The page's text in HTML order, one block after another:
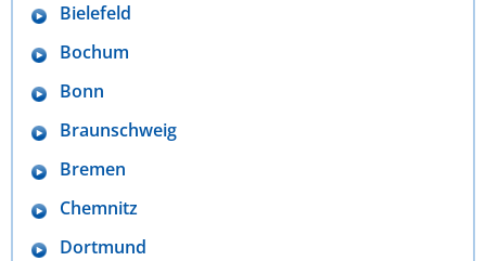
Bielefeld
Bochum
Bonn
Braunschweig
Bremen
Chemnitz
Dortmund